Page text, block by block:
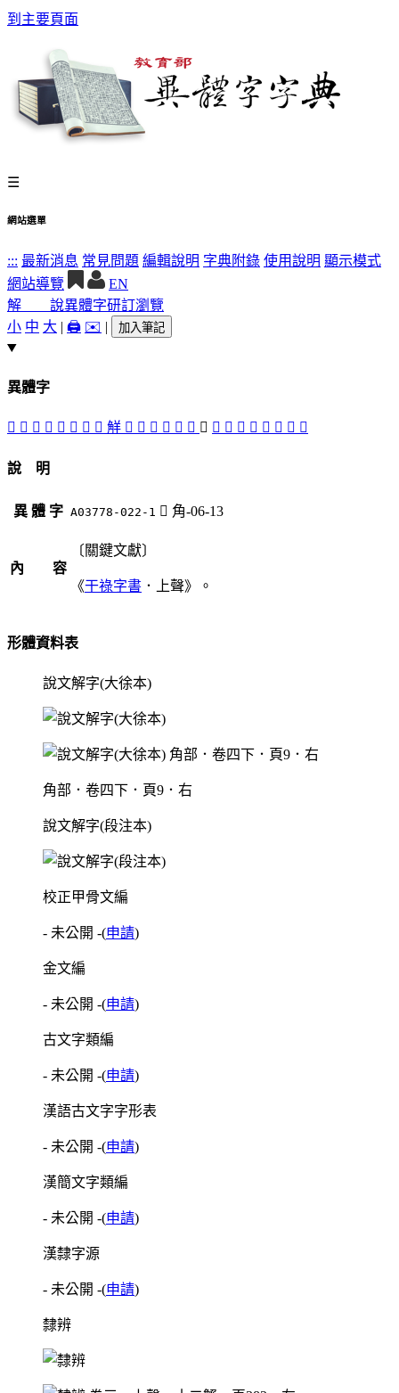
到主要頁面
☰
網站選單
::: 最新消息 常見問題 編輯說明 字典附錄 使用說明 顯示模式
網站導覽
EN
解 說異體字研訂瀏覽
小 中 大 | 🖨️ ✉️ | 加入筆記
異體字
𦴘 󵝰 󵝥 󵝧 󵝜 󵝞 󵝠 󵝟 觧 󵝨 󵝛 󵝮 󵝫 󵝢 󵝣 󵝬 󵝭 󵝪 󵝩 󵝡 󵝦 󵝤 󵝯 󵝝
說 明
異 體 字 A03778-022-1 󵝬 角-06-13
內 容
〔關鍵文獻〕
《干祿字書 ．上聲》。
形體資料表
說文解字(大徐本)
角部．卷四下．頁9．右
說文解字(段注本)
校正甲骨文編
- 未公開 -(申請)
金文編
- 未公開 -(申請)
古文字類編
- 未公開 -(申請)
漢語古文字字形表
- 未公開 -(申請)
漢簡文字類編
- 未公開 -(申請)
漢隸字源
- 未公開 -(申請)
隸辨